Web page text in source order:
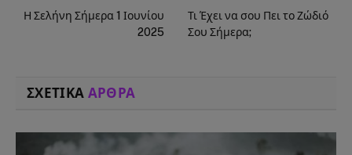
Η Σελήνη Σήμερα 1 Ιουνίου
2025
Τι Έχει να σου Πει το Ζώδιό
Σου Σήμερα;
ΣΧΕΤΙΚΑ ΑΡΘΡΑ